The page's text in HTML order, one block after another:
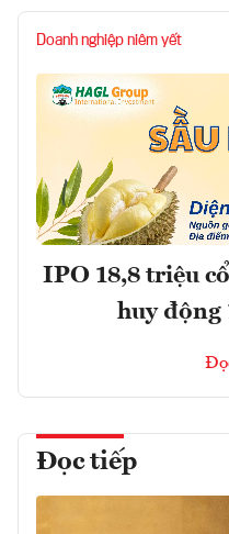
Doanh nghiệp niêm yết
IPO 18,8 triệu
huy động
Đọc tiếp